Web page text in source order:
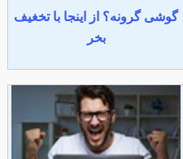
گوشی گرونه؟ از اینجا با تخغیف
بخر